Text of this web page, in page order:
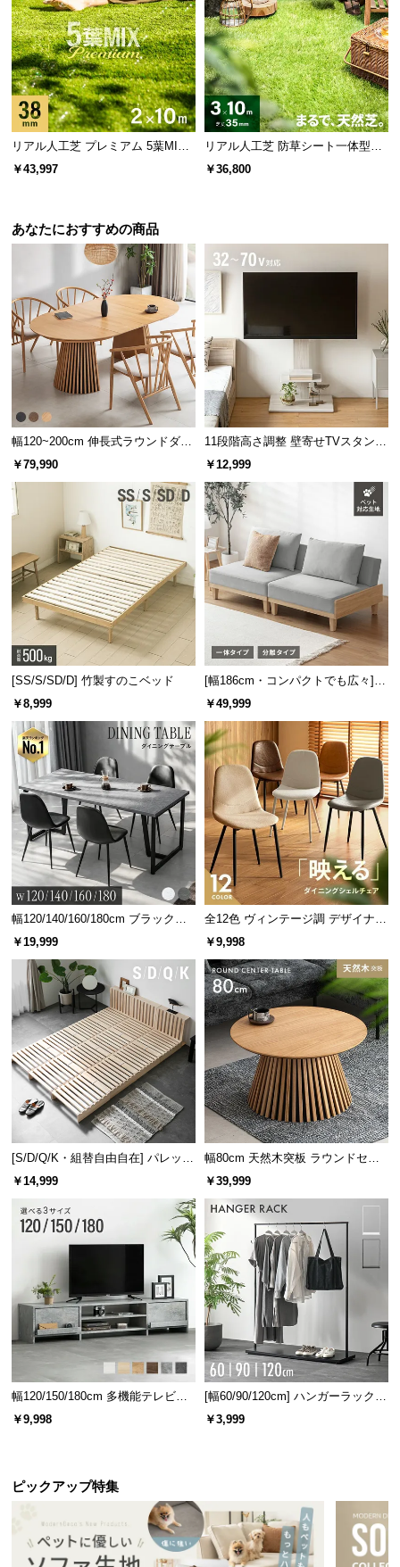
芯あり
折り曲げてもすぐに元に戻る形状
芯なし
柔らかく天然芝に近い質感
超高密度で抜群のクッション性
約92万本/㎡の超高密度でクッション性アップ！芝本
数を増やすことで耐久度も増し、美しい緑を保ちま
す。
芝葉目付数 約920,000本/㎡
ステッチ数 約23,100本/㎡
芝の植毛数 40本（ひと縫い）
約92万本/㎡の超高密度！
密度約3.9倍の高級感と心地よさ
葉を多く植え込むことで、クッション性の高い、ソ
フトでふかふかな踏み心地を実現しました。
約23.4万本/㎡
葉もボリュームも少ない
約92万本/㎡
密度が高くてふかふか
密度はプロトタイプの約3.9倍!
芝丈38㎜のふかふかとした触り心地
埋もれるほどに長い芝丈はふかふかとした気持ちの
よい厚みを生み出します。
リアル人工芝 プレミアム 5葉MI
X・質感をさらに追求 芝丈38mm 2
￥43,997
リアル人工芝 防草シート一体型タ
イプ 芝丈35mm 3×10m（自然な見
￥36,800
あなたにおすすめの商品
幅120~200cm 伸長式ラウンドダイ
ニングテーブル 6人掛け 天然木突
￥79,990
11段階高さ調整 壁寄せTVスタンド
キャスター付き 上下左右角度調節
￥12,999
[SS/S/SD/D] 竹製すのこベッド
￥8,999
[幅186cm・コンパクトでも広々] 3
人掛けソファベッド リクライニン
グ 天然木フレーム 北欧
￥49,999
幅120/140/160/180cm ブラックフ
レーム ダイニング 大理石調 4人掛
￥19,999
全12色 ヴィンテージ調 デザイナー
ズシェルチェア
￥9,998
[S/D/Q/K・組替自由自在] パレット
ベッド 8/12/16枚セット
￥14,999
幅80cm 天然木突板 ラウンドセン
ターテーブル 美しい格子デザイン
￥39,999
幅120/150/180cm 多機能テレビボ
ード 木目/石目調 オープン収納・
￥9,998
[幅60/90/120cm] ハンガーラック
スチール 4段階高さ調節 サイドフ
￥3,999
ピックアップ特集